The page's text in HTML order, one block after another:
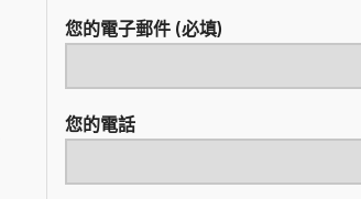
您的電子郵件 (必填)
您的電話